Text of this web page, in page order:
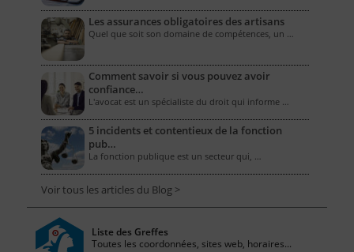
Les assurances obligatoires des artisans
Quel que soit son domaine de compétences, un …
Comment savoir si vous pouvez avoir
confiance…
L'avocat est un spécialiste du droit qui informe …
5 incidents et contentieux de la fonction
pub…
La fonction publique est un secteur qui, …
Voir tous les articles du Blog >
Liste des Greffes
Toutes les coordonnées, sites web, horaires...